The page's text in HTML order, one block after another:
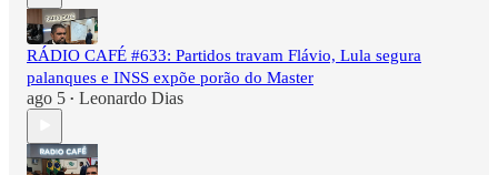
RÁDIO CAFÉ #633: Partidos travam Flávio, Lula segura
palanques e INSS expõe porão do Master
ago 5 • Leonardo Dias